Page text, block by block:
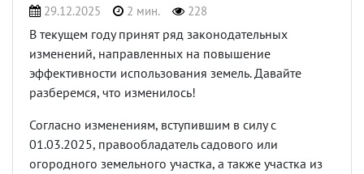
29.12.2025 2 мин. 228
В текущем году принят ряд законодательных
изменений, направленных на повышение
эффективности использования земель. Давайте
разберемся, что изменилось!
Согласно изменениям, вступившим в силу с
01.03.2025, правообладатель садового или
огородного земельного участка, а также участка из